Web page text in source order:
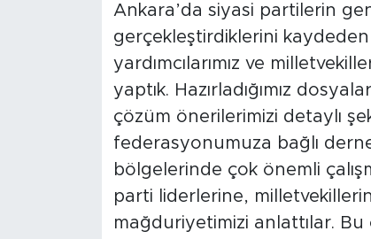
Ankara’da siyasi partilerin
gerçekleştirdiklerini kaydeden
yardımcılarımız ve
yaptık. Hazırladığımız
çözüm önerilerimizi detaylı
federasyonumuza bağlı
bölgelerinde çok önemli
parti liderlerine,
mağduriyetimizi anlattılar.